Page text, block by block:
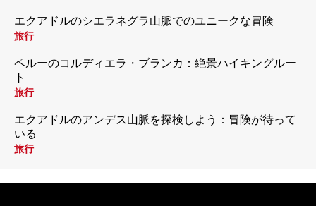
エクアドルのシエラネグラ山脈でのユニークな冒険
旅行
ペルーのコルディエラ・ブランカ：絶景ハイキングルー
ト
旅行
エクアドルのアンデス山脈を探検しよう：冒険が待って
いる
旅行